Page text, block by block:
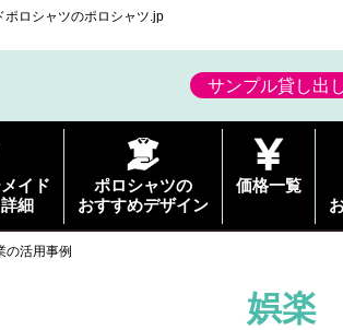
ポロシャツのポロシャツ.jp
サンプル貸し出
イド
細
ポロシャツの
おすすめデザイン
価格一覧
の活用事例
娯楽